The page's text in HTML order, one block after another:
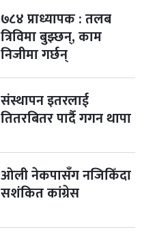
७८४ प्राध्यापक : तलब
त्रिविमा बुझ्छन्, काम
निजीमा गर्छन्
संस्थापन इतरलाई
तितरबितर पार्दै गगन थापा
ओली नेकपासँग नजिकिँदा
सशंकित कांग्रेस